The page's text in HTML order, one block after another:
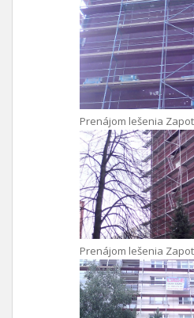
Prenájom lešenia
Prenájom lešenia